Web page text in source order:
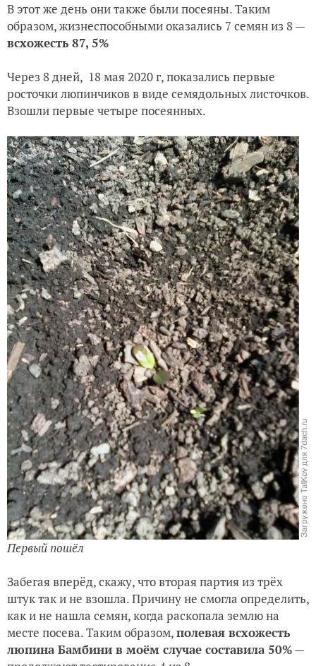
В этот же день они также были посеяны. Таким
образом, жизнеспособными оказались 7 семян из 8 —
всхожесть 87, 5%
Через 8 дней, 18 мая 2020 г, показались первые
росточки люпинчиков в виде семядольных листочков.
Взошли первые четыре посеянных.
Первый пошёл
Забегая вперёд, скажу, что вторая партия из трёх
штук так и не взошла. Причину не смогла определить,
как и не нашла семян, когда раскопала землю на
месте посева. Таким образом,полевая всхожесть
люпина Бамбини в моём случае составила 50%—